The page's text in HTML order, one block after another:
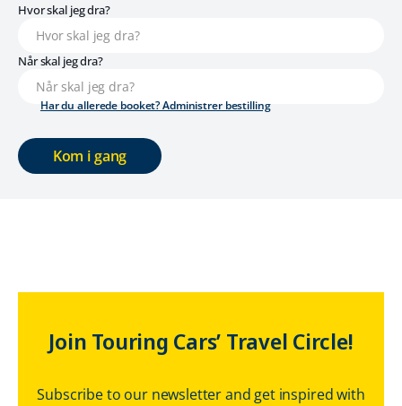
Hvor skal jeg dra?
Når skal jeg dra?
Kom i gang
Har du allerede booket? Administrer bestilling
Join Touring Cars’ Travel Circle!
Subscribe to our newsletter and get inspired with